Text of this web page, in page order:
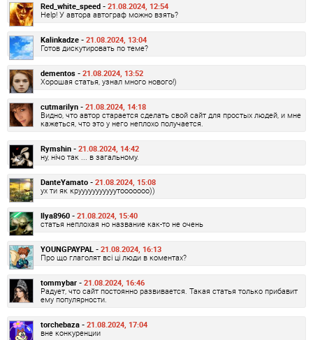
Red_white_speed - 21.08.2024, 12:54
Help! У автора автограф можно взять?
Kalinkadze - 21.08.2024, 13:04
Готов дискутировать по теме?
dementos - 21.08.2024, 13:52
Хорошая статья, узнал много нового!)
cutmarilyn - 21.08.2024, 14:18
Видно, что автор старается сделать свой сайт для простых людей, и мне
кажеться, что это у него неплохо получается.
Rymshin - 21.08.2024, 14:42
ну, нічо так ... в загальному.
DanteYamato - 21.08.2024, 15:08
ух ти як крууууууууууутооооооо))
Ilya8960 - 21.08.2024, 15:40
статья неплохая но название как-то не очень
YOUNGPAYPAL - 21.08.2024, 16:13
Про що глаголят всі ці люди в коментах?
tommybar - 21.08.2024, 16:46
Радует, что сайт постоянно развивается. Такая статья только прибавит
ему популярности.
torchebaza - 21.08.2024, 17:04
вне конкуренции